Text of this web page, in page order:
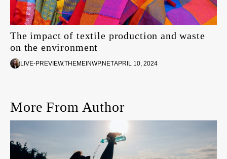
The impact of textile production and waste
on the environment
LIVE-PREVIEW.THEMEINWP.NETAPRIL 10, 2024
More From Author